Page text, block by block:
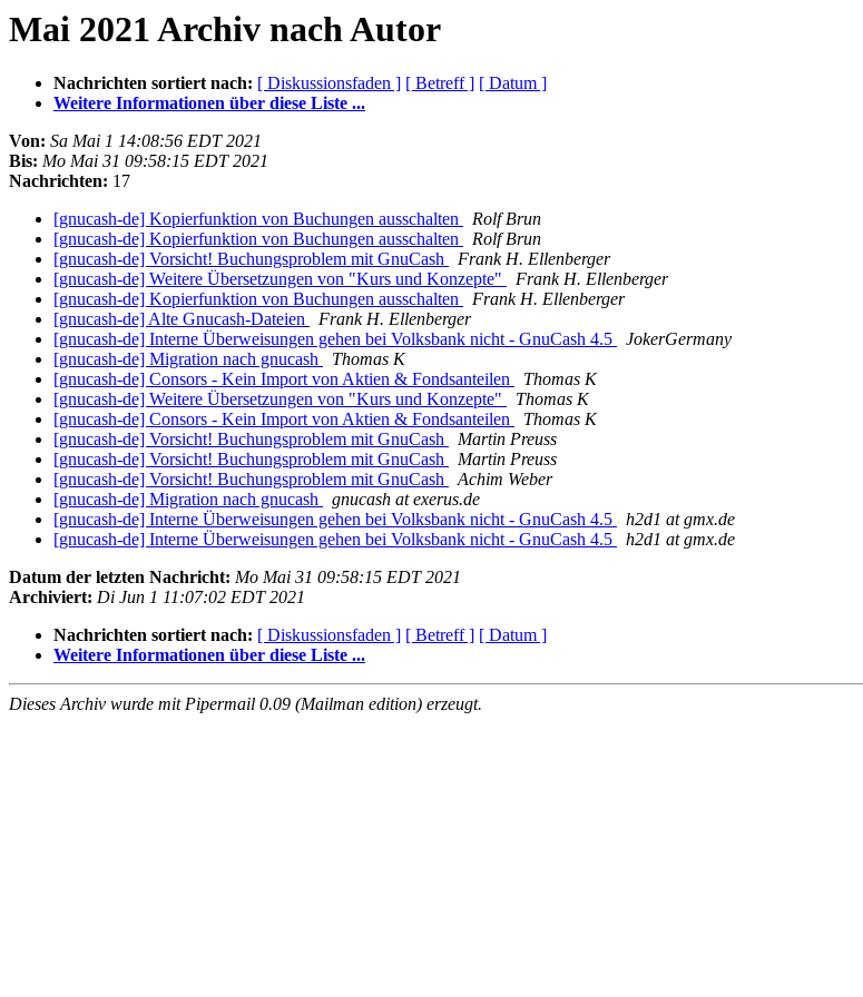
Mai 2021 Archiv nach Autor
Nachrichten sortiert nach: [ Diskussionsfaden ] [ Betreff ] [ Datum ]
Weitere Informationen über diese Liste ...
Von: Sa Mai 1 14:08:56 EDT 2021
Bis: Mo Mai 31 09:58:15 EDT 2021
Nachrichten: 17
[gnucash-de] Kopierfunktion von Buchungen ausschalten
Rolf Brun
[gnucash-de] Kopierfunktion von Buchungen ausschalten
Rolf Brun
[gnucash-de] Vorsicht! Buchungsproblem mit GnuCash
Frank H. Ellenberger
[gnucash-de] Weitere Übersetzungen von "Kurs und Konzepte"
Frank H. Ellenberger
[gnucash-de] Kopierfunktion von Buchungen ausschalten
Frank H. Ellenberger
[gnucash-de] Alte Gnucash-Dateien
Frank H. Ellenberger
[gnucash-de] Interne Überweisungen gehen bei Volksbank nicht - GnuCash 4.5
JokerGermany
[gnucash-de] Migration nach gnucash
Thomas K
[gnucash-de] Consors - Kein Import von Aktien & Fondsanteilen
Thomas K
[gnucash-de] Weitere Übersetzungen von "Kurs und Konzepte"
Thomas K
[gnucash-de] Consors - Kein Import von Aktien & Fondsanteilen
Thomas K
[gnucash-de] Vorsicht! Buchungsproblem mit GnuCash
Martin Preuss
[gnucash-de] Vorsicht! Buchungsproblem mit GnuCash
Martin Preuss
[gnucash-de] Vorsicht! Buchungsproblem mit GnuCash
Achim Weber
[gnucash-de] Migration nach gnucash
gnucash at exerus.de
[gnucash-de] Interne Überweisungen gehen bei Volksbank nicht - GnuCash 4.5
h2d1 at gmx.de
[gnucash-de] Interne Überweisungen gehen bei Volksbank nicht - GnuCash 4.5
h2d1 at gmx.de
Datum der letzten Nachricht: Mo Mai 31 09:58:15 EDT 2021
Archiviert: Di Jun 1 11:07:02 EDT 2021
Nachrichten sortiert nach: [ Diskussionsfaden ] [ Betreff ] [ Datum ]
Weitere Informationen über diese Liste ...
Dieses Archiv wurde mit Pipermail 0.09 (Mailman edition) erzeugt.